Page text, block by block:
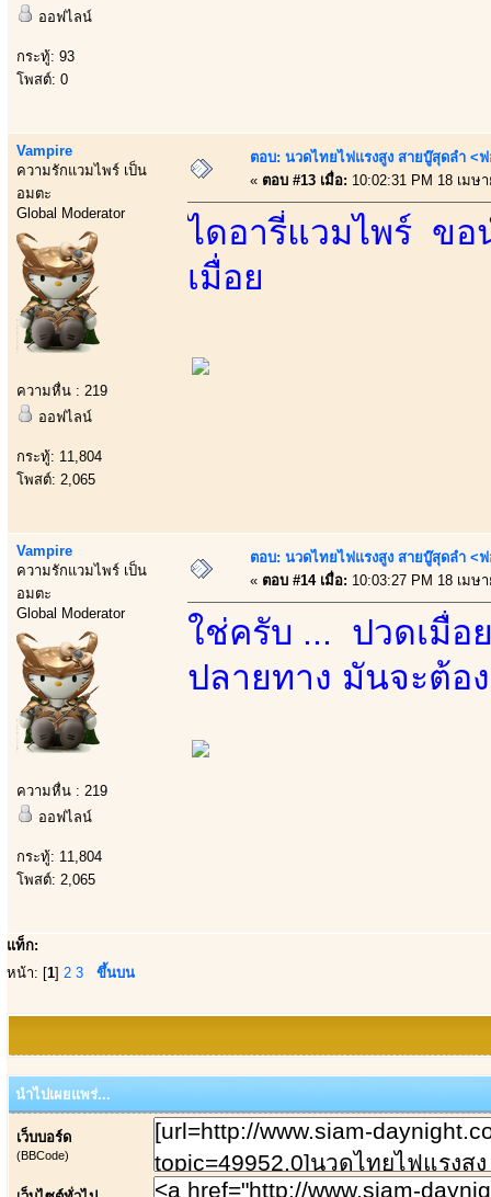
ออฟไลน์
กระทู้: 93
โพสต์: 0
Vampire
ความรักแวมไพร์ เป็น
อมตะ
Global Moderator
ความหื่น : 219
ออฟไลน์
กระทู้: 11,804
โพสต์: 2,065
ตอบ: นวดไทยไฟแรงสูง สายบู๊สุดลำ <ฟ
« ตอบ #13 เมื่อ: 10:02:31 PM 18 เมษ
ไดอารี่แวมไพร์ ข
เมื่อย
Vampire
ความรักแวมไพร์ เป็น
อมตะ
Global Moderator
ความหื่น : 219
ออฟไลน์
กระทู้: 11,804
โพสต์: 2,065
ตอบ: นวดไทยไฟแรงสูง สายบู๊สุดลำ <ฟ
« ตอบ #14 เมื่อ: 10:03:27 PM 18 เมษ
ใช่ครับ ... ปวดเมื่อ
ปลายทาง มันจะต้อ
แท็ก:
หน้า: [1] 2 3 ขึ้นบน
นำไปเผยแพร่...
เว็บบอร์ด
(BBCode)